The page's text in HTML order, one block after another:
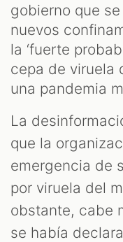
gobierno que
nuevos
la ‘fuerte
cepa de viruela
una pandemia
La
que la
emergencia de
por viruela del
obstante, cabe
se había